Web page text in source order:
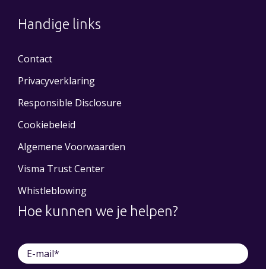
Handige links
Contact
Privacyverklaring
Responsible Disclosure
Cookiebeleid
Algemene Voorwaarden
Visma Trust Center
Whistleblowing
Hoe kunnen we je helpen?